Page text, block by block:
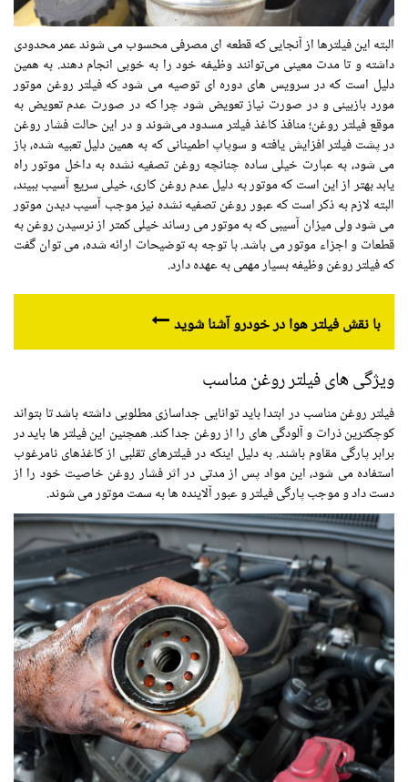
البته این فیلترها از آنجایی که قطعه ای مصرفی محسوب می شوند عمر محدودی
داشته و تا مدت معینی می‌توانند وظیفه خود را به خوبی انجام دهند. به همین
دلیل است که در سرویس های دوره ای توصیه می شود که فیلتر روغن موتور
مورد بازبینی و در صورت نیاز تعویض شود چرا که در صورت عدم تعویض به
موقع فیلتر روغن؛ منافذ کاغذ فیلتر مسدود می‌شوند و در این حالت فشار روغن
در پشت فیلتر افزایش یافته و سوپاپ اطمینانی که به همین دلیل تعبیه شده، باز
می شود، به عبارت خیلی ساده چنانچه روغن تصفیه نشده به داخل موتور راه
یابد بهتر از این است که موتور به دلیل عدم روغن کاری، خیلی سریع آسیب ببیند،
البته لازم به ذکر است که عبور روغن تصفیه نشده نیز موجب آسیب دیدن موتور
می شود ولی میزان آسیبی که به موتور می رساند خیلی کمتر از نرسیدن روغن به
قطعات و اجزاء موتور می باشد. با توجه به توضیحات ارائه شده، می توان گفت
که فیلتر روغن وظیفه بسیار مهمی به عهده دارد.
با نقش فیلتر هوا در خودرو آشنا شوید
ویژگی های فیلتر روغن مناسب
فیلتر روغن مناسب در ابتدا باید توانایی جداسازی مطلوبی داشته باشد تا بتواند
کوچکترین ذرات و آلودگی های را از روغن جدا کند. همچنین این فیلتر ها باید در
برابر پارگی مقاوم باشند. به دلیل اینکه در فیلترهای تقلبی از کاغذهای نامرغوب
استفاده می شود، این مواد پس از مدتی در اثر فشار روغن خاصیت خود را از
دست داد و موجب پارگی فیلتر و عبور آلاینده ها به سمت موتور می شوند.